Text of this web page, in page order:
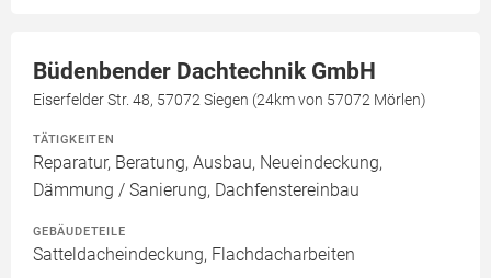
Büdenbender Dachtechnik GmbH
Eiserfelder Str. 48, 57072 Siegen (24km von 57072 Mörlen)
TÄTIGKEITEN
Reparatur, Beratung, Ausbau, Neueindeckung,
Dämmung / Sanierung, Dachfenstereinbau
GEBÄUDETEILE
Satteldacheindeckung, Flachdacharbeiten